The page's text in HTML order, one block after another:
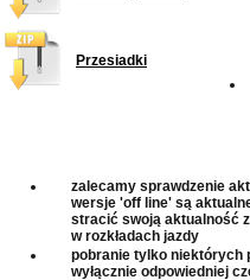
Przesiadki
zalecamy sprawdzenie
wersje 'off line' są
stracić swoją aktualność
w rozkładach jazdy
pobranie tylko niektórych
wyłącznie odpowiedniej